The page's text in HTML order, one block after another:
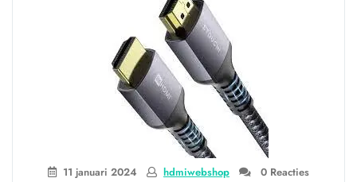
HDMI
kabel
van
Action”
11 januari 2024 hdmiwebshop 0 Reacties